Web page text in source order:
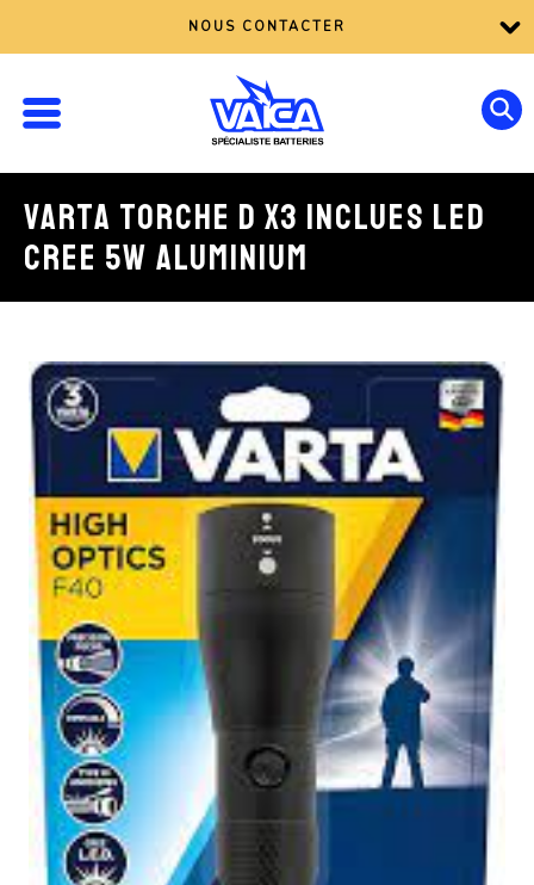
NOUS CONTACTER
VARTA TORCHE D X3 INCLUES LED
CREE 5W ALUMINIUM